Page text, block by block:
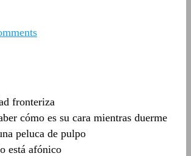
fronteriza
cómo es su cara mientras duerme
peluca de pulpo
está afónico